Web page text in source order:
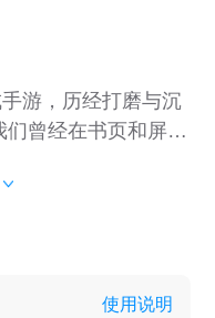
游，历经打磨与沉
曾经在书页和屏幕
角色和场景重现，
法—— 建门立业，将
谁才是武林第一高
？ 我们邀请每一位
使用说明